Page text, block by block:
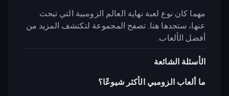
مهما كان نوع لعبة نهاية العالم الزومبية التي تبحث
عنها، ستجدها هنا. تصفح المجموعة لتكتشف المزيد من
أفضل الألعاب.
الأسئلة الشائعة
ما ألعاب الزومبي الأكثر شيوعًا؟